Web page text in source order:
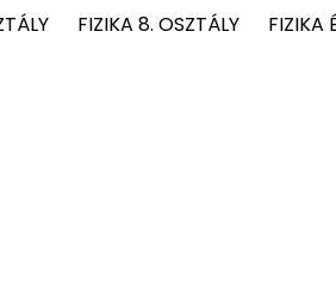
FIZIKA 8. OSZTÁLY FIZIKA